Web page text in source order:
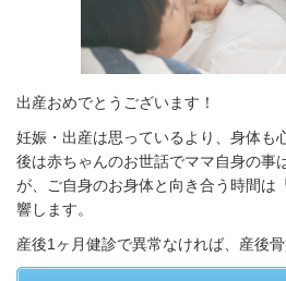
出産おめでとうございます！
妊娠・出産は思っているより、身体も
後は赤ちゃんのお世話でママ自身の事
が、ご自身のお身体と向き合う時間は
響します。
産後1ヶ月健診で異常なければ、産後